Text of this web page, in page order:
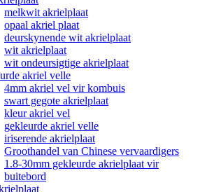
melkwit akrielplaat
opaal akriel plaat
deurskynende wit akrielplaat
wit akrielplaat
wit ondeursigtige akrielplaat
akriel velle
4mm akriel vel vir kombuis
swart gegote akrielplaat
kleur akriel vel
gekleurde akriel velle
iriserende akrielplaat
Groothandel van Chinese vervaardigers
1.8-30mm gekleurde akrielplaat vir
buitebord